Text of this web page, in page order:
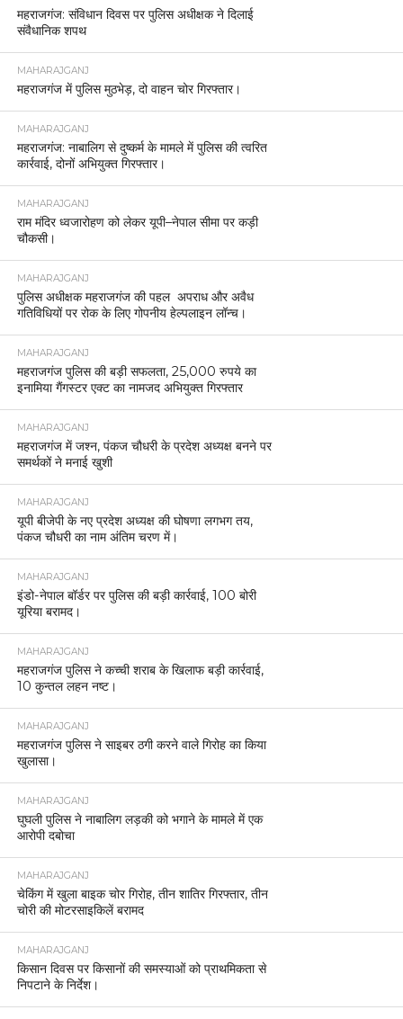
महराजगंज: संविधान दिवस पर पुलिस अधीक्षक ने दिलाई
संवैधानिक शपथ
MAHARAJGANJ
महराजगंज में पुलिस मुठभेड़, दो वाहन चोर गिरफ्तार।
MAHARAJGANJ
महराजगंज: नाबालिग से दुष्कर्म के मामले में पुलिस की त्वरित
कार्रवाई, दोनों अभियुक्त गिरफ्तार।
MAHARAJGANJ
राम मंदिर ध्वजारोहण को लेकर यूपी–नेपाल सीमा पर कड़ी
चौकसी।
MAHARAJGANJ
पुलिस अधीक्षक महराजगंज की पहल अपराध और अवैध
गतिविधियों पर रोक के लिए गोपनीय हेल्पलाइन लॉन्च।
MAHARAJGANJ
महराजगंज पुलिस की बड़ी सफलता, 25,000 रुपये का
इनामिया गैंगस्टर एक्ट का नामजद अभियुक्त गिरफ्तार
MAHARAJGANJ
महराजगंज में जश्न, पंकज चौधरी के प्रदेश अध्यक्ष बनने पर
समर्थकों ने मनाई खुशी
MAHARAJGANJ
यूपी बीजेपी के नए प्रदेश अध्यक्ष की घोषणा लगभग तय,
पंकज चौधरी का नाम अंतिम चरण में।
MAHARAJGANJ
इंडो-नेपाल बॉर्डर पर पुलिस की बड़ी कार्रवाई, 100 बोरी
यूरिया बरामद।
MAHARAJGANJ
महराजगंज पुलिस ने कच्ची शराब के खिलाफ बड़ी कार्रवाई,
10 कुन्तल लहन नष्ट।
MAHARAJGANJ
महराजगंज पुलिस ने साइबर ठगी करने वाले गिरोह का किया
खुलासा।
MAHARAJGANJ
घुघली पुलिस ने नाबालिग लड़की को भगाने के मामले में एक
आरोपी दबोचा
MAHARAJGANJ
चेकिंग में खुला बाइक चोर गिरोह, तीन शातिर गिरफ्तार, तीन
चोरी की मोटरसाइकिलें बरामद
MAHARAJGANJ
किसान दिवस पर किसानों की समस्याओं को प्राथमिकता से
निपटाने के निर्देश।